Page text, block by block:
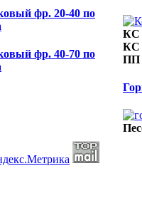
фр. 20-40 по
фр. 40-70 по
КС
КС
ПП